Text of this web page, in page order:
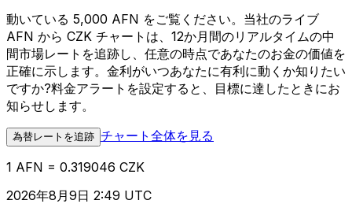
動いている 5,000 AFN をご覧ください。当社のライブ
AFN から CZK チャートは、12か月間のリアルタイムの中
間市場レートを追跡し、任意の時点であなたのお金の価値を
正確に示します。金利がいつあなたに有利に動くか知りたい
ですか?料金アラートを設定すると、目標に達したときにお
知らせします。
為替レートを追跡 チャート全体を見る
1 AFN = 0.319046 CZK
2026年8月9日 2:49 UTC